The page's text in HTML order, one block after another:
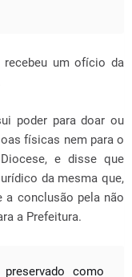
recebeu um ofício da
poder para doar ou
físicas nem para o
e disse que
da mesma que,
a conclusão pela não
a Prefeitura.
como